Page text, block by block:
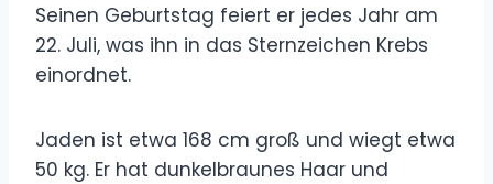
Seinen Geburtstag feiert er jedes Jahr am
22. Juli, was ihn in das Sternzeichen Krebs
einordnet.
Jaden ist etwa 168 cm groß und wiegt etwa
50 kg. Er hat dunkelbraunes Haar und